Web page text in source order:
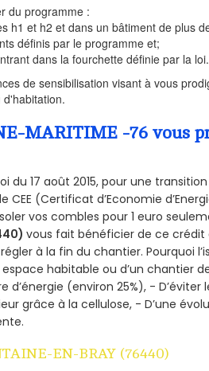
du programme :
h1 et h2 et dans un bâtiment de plus
définis par le programme et;
dans la fourchette définie par la loi.
de sensibilisation visant à vous
MARITIME -76 vous
du 17 août 2015, pour une
(Certificat d’Economie
vos combles pour 1 euro
vous fait bénéficier de ce crédit
à la fin du chantier. Pourquoi
espace habitable ou d’un chantier
(environ 25%), - D’éviter
grâce à la cellulose, - D’une
EN-BRAY (76440)